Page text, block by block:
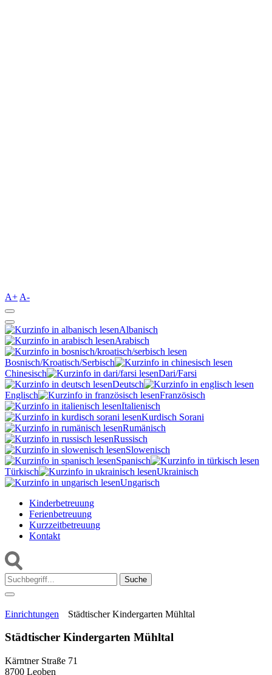
A+ A-
Albanisch
Arabisch
Bosnisch/Kroatisch/Serbisch
Chinesisch
Dari/Farsi
Deutsch
Englisch
Französisch
Italienisch
Kurdisch Sorani‎
Rumänisch
Russisch
Slowenisch
Spanisch
Türkisch
Ukrainisch
Ungarisch
Kinderbetreuung
Ferienbetreuung
Kurzzeitbetreuung
Kontakt
Suche:
Einrichtungen Städtischer Kindergarten Mühltal
Städtischer Kindergarten Mühltal
Kärntner Straße 71
8700 Leoben